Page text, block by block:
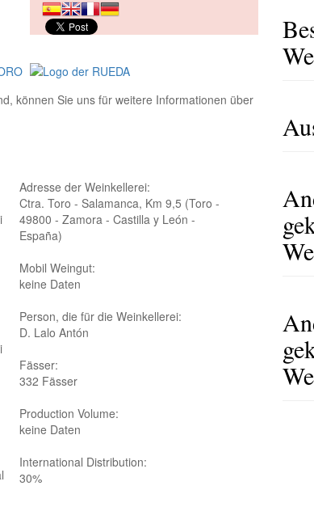
können Sie uns für weitere Informationen über
Adresse der Weinkellerei:
Ctra. Toro - Salamanca, Km 9,5 (Toro -
49800 - Zamora - Castilla y León -
España)
Mobil Weingut:
keine Daten
Person, die für die Weinkellerei:
D. Lalo Antón
Fässer:
332 Fässer
Production Volume:
keine Daten
International Distribution:
30%